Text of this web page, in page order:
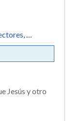
, …
Jesús y otro